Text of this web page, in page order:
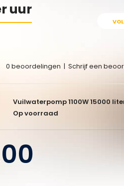
uur
0 beoordelingen | Schrijf een
Vuilwaterpomp 1100W 15000
Op voorraad